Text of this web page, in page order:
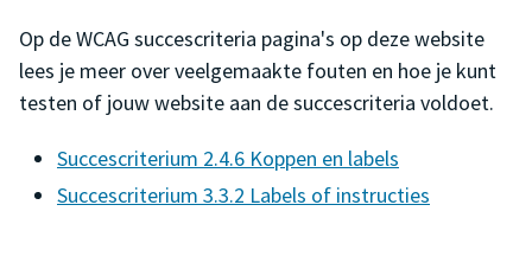
Op de WCAG succescriteria pagina's op deze website
lees je meer over veelgemaakte fouten en hoe je kunt
testen of jouw website aan de succescriteria voldoet.
Succescriterium 2.4.6 Koppen en labels
Succescriterium 3.3.2 Labels of instructies